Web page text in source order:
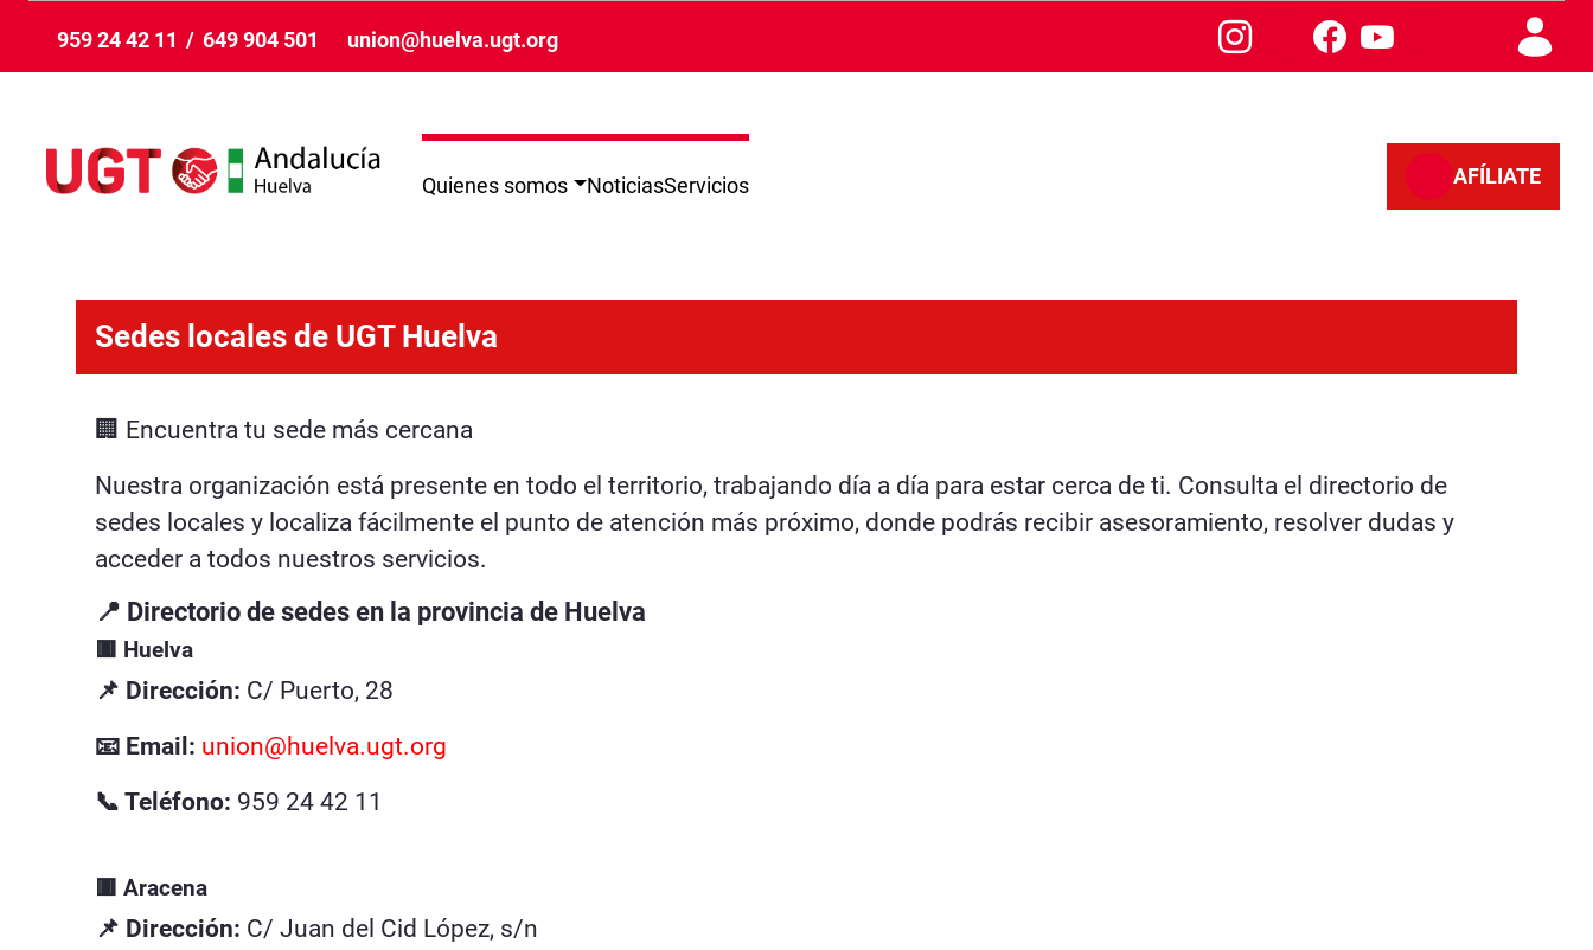
959 24 42 11 / 649 904 501 union@huelva.ugt.org
Quienes somos NoticiasServicios AFÍLIATE
Sedes locales de UGT Huelva
🏢 Encuentra tu sede más cercana
Nuestra organización está presente en todo el territorio, trabajando día a día para estar cerca de ti. Consulta el directorio de
sedes locales y localiza fácilmente el punto de atención más próximo, donde podrás recibir asesoramiento, resolver dudas y
acceder a todos nuestros servicios.
📍 Directorio de sedes en la provincia de Huelva
🟥 Huelva
📌 Dirección: C/ Puerto, 28
📧 Email: union@huelva.ugt.org
📞 Teléfono: 959 24 42 11
🟥 Aracena
📌 Dirección: C/ Juan del Cid López, s/n